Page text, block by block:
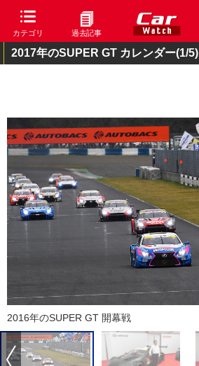
カテゴリ 過去記事
2017年のSUPER GT カレンダー(1/5)
2016年のSUPER GT 開幕戦